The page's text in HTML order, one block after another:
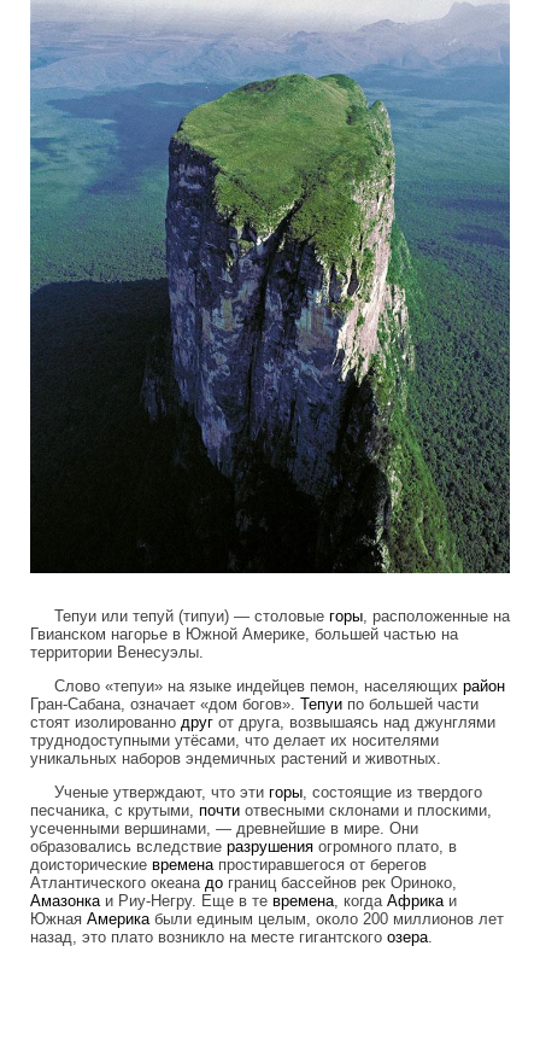
Тепуи или тепуй (типуи) — столовые горы, расположенные на
Гвианском нагорье в Южной Америке, большей частью на
территории Венесуэлы.
Слово «тепуи» на языке индейцев пемон, населяющих район
Гран-Сабана, означает «дом богов». Тепуи по большей части
стоят изолированно друг от друга, возвышаясь над джунглями
труднодоступными утёсами, что делает их носителями
уникальных наборов эндемичных растений и животных.
Ученые утверждают, что эти горы , состоящие из твердого
песчаника, с крутыми, почти отвесными склонами и плоскими,
усеченными вершинами, — древнейшие в мире. Они
образовались вследствие разрушения огромного плато, в
доисторические времена простиравшегося от берегов
Атлантического океана до границ бассейнов рек Ориноко,
Амазонка и Риу-Негру. Еще в те времена , когда Африка и
Южная Америка были единым целым, около 200 миллионов лет
назад, это плато возникло на месте гигантского озера